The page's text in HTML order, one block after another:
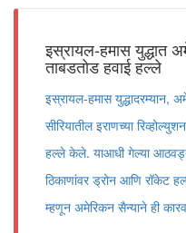
इस्रायल-हमास युद्धात
ताबडतोड हवाई हल्ले
इस्रायल-हमास युद्धादरम्यान,
सीरियातील इराणच्या
हल्ले केले. याआधी गेल्या
ठिकाणांवर ड्रोन आणि रॉकेट
म्हणून अमेरिकन सैन्याने ही